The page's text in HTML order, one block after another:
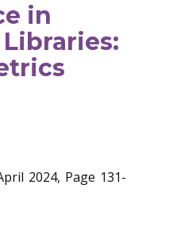
in
2024, Page 131-